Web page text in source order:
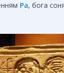
Ра, бога